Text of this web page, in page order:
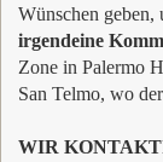
Wünschen geben,
irgendeine
Zone in Palermo
San Telmo, wo
WIR